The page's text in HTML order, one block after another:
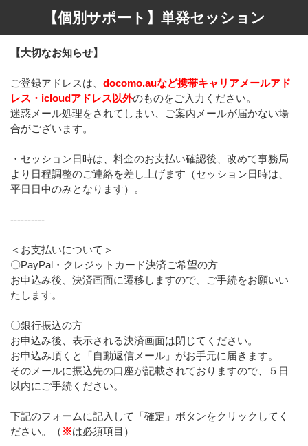
【個別サポート】単発セッション
【大切なお知らせ】
ご登録アドレスは、 docomo.auなど携帯キャリアメールアド
レス・icloudアドレス以外のものをご入力ください。
迷惑メール処理をされてしまい、ご案内メールが届かない場
合がございます。
・セッション日時は、料金のお支払い確認後、改めて事務局
より日程調整のご連絡を差し上げます（セッション日時は、
平日日中のみとなります）。
----------
＜お支払いについて＞
〇PayPal・クレジットカード決済ご希望の方
お申込み後、決済画面に遷移しますので、ご手続をお願いい
たします。
〇銀行振込の方
お申込み後、表示される決済画面は閉じてください。
お申込み頂くと「自動返信メール」がお手元に届きます。
そのメールに振込先の口座が記載されておりますので、５日
以内にご手続ください。
下記のフォームに記入して「確定」ボタンをクリックしてく
ださい。（ ※は必須項目）